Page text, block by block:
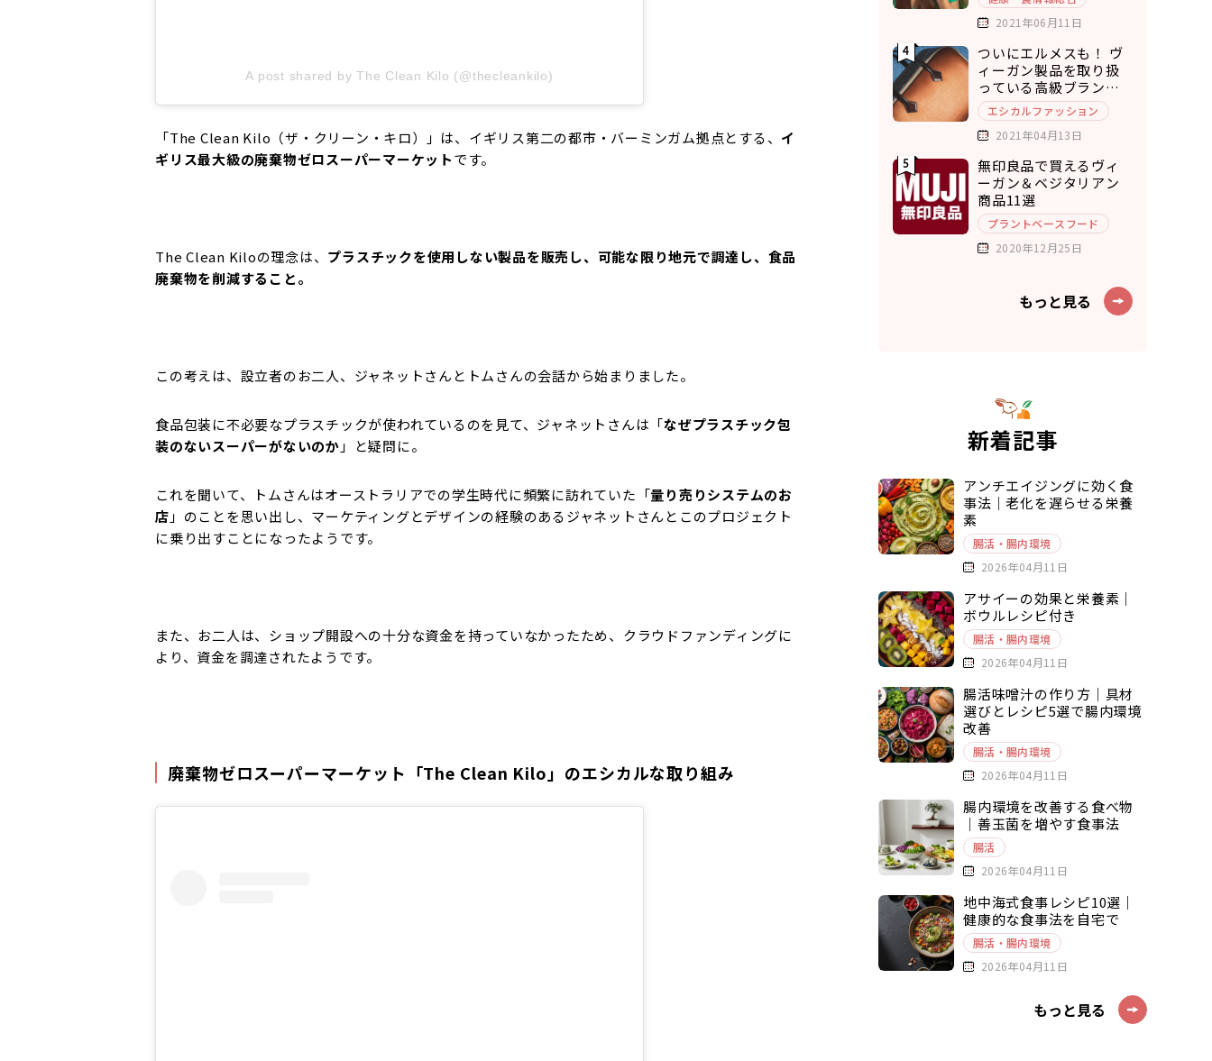
A post shared by The Clean Kilo (@thecleankilo)
「The Clean Kilo（ザ・クリーン・キロ）」は、イギリス第二の都市・バーミンガム拠点とする、 イ
ギリス最大級の廃棄物ゼロスーパーマーケットです。
The Clean Kiloの理念は、 プラスチックを使用しない製品を販売し、可能な限り地元で調達し、食品
廃棄物を削減すること。
この考えは、設立者のお二人、ジャネットさんとトムさんの会話から始まりました。
食品包装に不必要なプラスチックが使われているのを見て、ジャネットさんは「なぜプラスチック包
装のないスーパーがないのか 」と疑問に。
これを聞いて、トムさんはオーストラリアでの学生時代に頻繁に訪れていた「量り売りシステムのお
店 」のことを思い出し、マーケティングとデザインの経験のあるジャネットさんとこのプロジェクト
に乗り出すことになったようです。
また、お二人は、ショップ開設への十分な資金を持っていなかったため、クラウドファンディングに
より、資金を調達されたようです。
廃棄物ゼロスーパーマーケット「The Clean Kilo」のエシカルな取り組み
2021年06月11日
ついにエルメスも！ ヴ
ィーガン製品を取り扱
っている高級ブランド7
選エシカルファッション
2021年04月13日
無印良品で買えるヴィ
ーガン＆ベジタリアン
商品11選
プラントベースフード
2020年12月25日
もっと見る
新着記事
アンチエイジングに効く食
事法｜老化を遅らせる栄養
素
腸活・腸内環境
2026年04月11日
アサイーの効果と栄養素｜
ボウルレシピ付き
腸活・腸内環境
2026年04月11日
腸活味噌汁の作り方｜具材
選びとレシピ5選で腸内環境
改善
腸活・腸内環境
2026年04月11日
腸内環境を改善する食べ物
｜善玉菌を増やす食事法
腸活
2026年04月11日
地中海式食事レシピ10選｜
健康的な食事法を自宅で
腸活・腸内環境
2026年04月11日
もっと見る